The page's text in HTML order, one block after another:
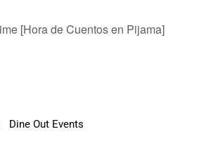
[Hora de Cuentos en Pijama]
Dine Out Events